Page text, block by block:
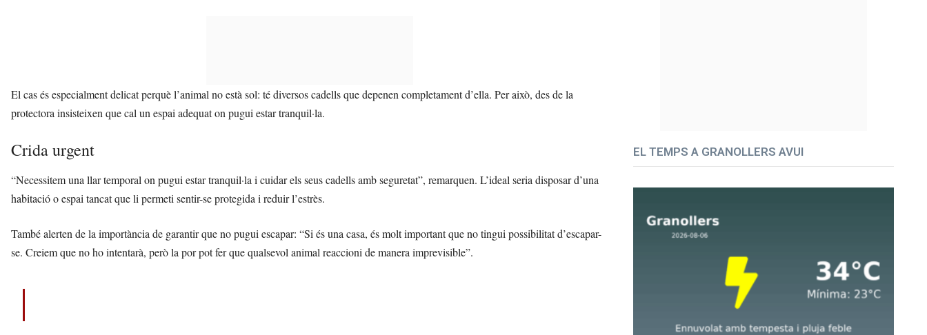
El cas és especialment delicat perquè l’animal no està sol: té diversos cadells que depenen completament d’ella. Per això, des de la
protectora insisteixen que cal un espai adequat on pugui estar tranquil·la.
Crida urgent
“Necessitem una llar temporal on pugui estar tranquil·la i cuidar els seus cadells amb seguretat”, remarquen. L’ideal seria disposar d’una
habitació o espai tancat que li permeti sentir-se protegida i reduir l’estrès.
També alerten de la importància de garantir que no pugui escapar: “Si és una casa, és molt important que no tingui possibilitat d’escapar-
se. Creiem que no ho intentarà, però la por pot fer que qualsevol animal reaccioni de manera imprevisible”.
EL TEMPS A GRANOLLERS AVUI